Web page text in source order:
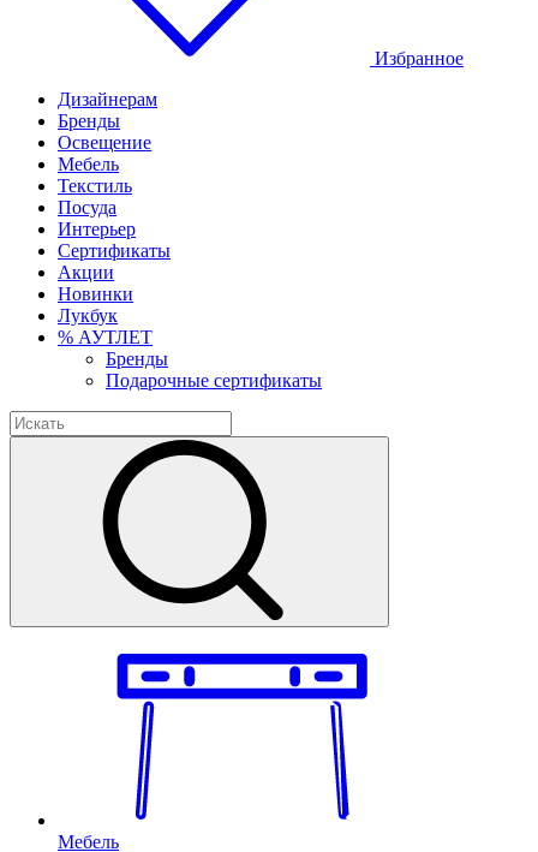
Избранное
Дизайнерам
Бренды
Освещение
Мебель
Текстиль
Посуда
Интерьер
Сертификаты
Акции
Новинки
Лукбук
% АУТЛЕТ
Бренды
Подарочные сертификаты
Мебель